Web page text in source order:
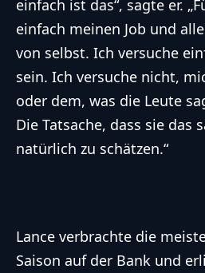
einfach ist das“, sagte er.
einfach meinen Job und
von selbst. Ich versuche
sein. Ich versuche nicht,
oder dem, was die Leute
Die Tatsache, dass sie das
natürlich zu schätzen.“
Lance verbrachte die
Saison auf der Bank und